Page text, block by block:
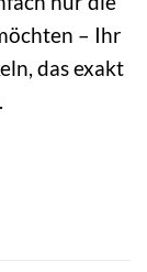
– Ihr
das exakt